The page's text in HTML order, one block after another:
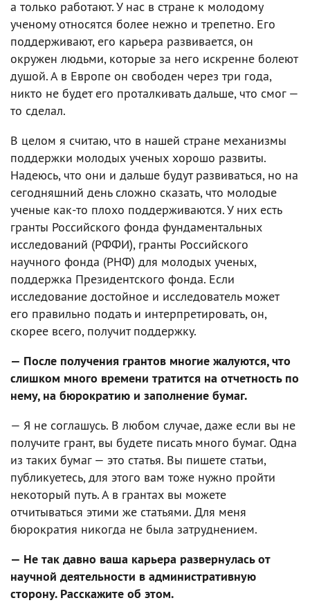
а только работают. У нас в стране к молодому
ученому относятся более нежно и трепетно. Его
поддерживают, его карьера развивается, он
окружен людьми, которые за него искренне болеют
душой. А в Европе он свободен через три года,
никто не будет его проталкивать дальше, что смог —
то сделал.
В целом я считаю, что в нашей стране механизмы
поддержки молодых ученых хорошо развиты.
Надеюсь, что они и дальше будут развиваться, но на
сегодняшний день сложно сказать, что молодые
ученые как-то плохо поддерживаются. У них есть
гранты Российского фонда фундаментальных
исследований (РФФИ), гранты Российского
научного фонда (РНФ) для молодых ученых,
поддержка Президентского фонда. Если
исследование достойное и исследователь может
его правильно подать и интерпретировать, он,
скорее всего, получит поддержку.
— После получения грантов многие жалуются, что
слишком много времени тратится на отчетность по
нему, на бюрократию и заполнение бумаг.
— Я не соглашусь. В любом случае, даже если вы не
получите грант, вы будете писать много бумаг. Одна
из таких бумаг — это статья. Вы пишете статьи,
публикуетесь, для этого вам тоже нужно пройти
некоторый путь. А в грантах вы можете
отчитываться этими же статьями. Для меня
бюрократия никогда не была затруднением.
— Не так давно ваша карьера развернулась от
научной деятельности в административную
сторону. Расскажите об этом.